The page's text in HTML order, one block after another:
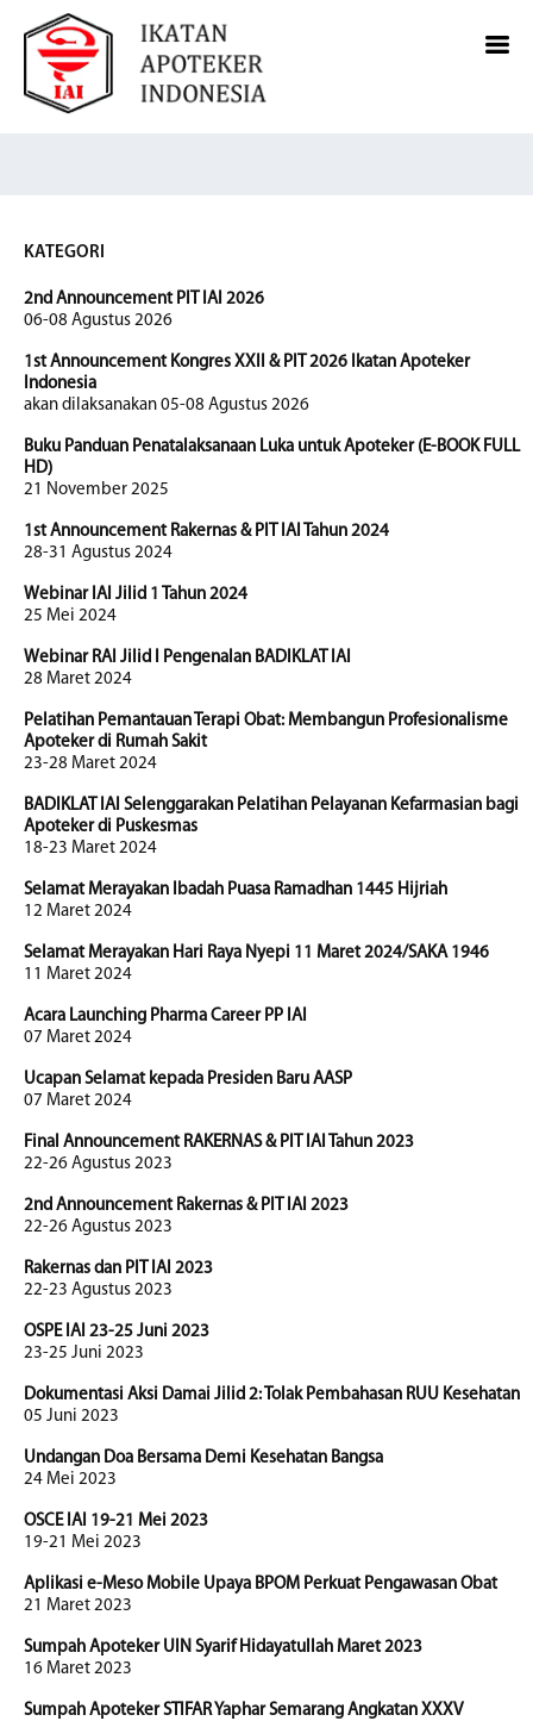
KATEGORI
2nd Announcement PIT IAI 2026
06-08 Agustus 2026
1st Announcement Kongres XXII & PIT 2026 Ikatan Apoteker
Indonesia
akan dilaksanakan 05-08 Agustus 2026
Buku Panduan Penatalaksanaan Luka untuk Apoteker (E-BOOK FULL
HD)
21 November 2025
1st Announcement Rakernas & PIT IAI Tahun 2024
28-31 Agustus 2024
Webinar IAI Jilid 1 Tahun 2024
25 Mei 2024
Webinar RAI Jilid I Pengenalan BADIKLAT IAI
28 Maret 2024
Pelatihan Pemantauan Terapi Obat: Membangun Profesionalisme
Apoteker di Rumah Sakit
23-28 Maret 2024
BADIKLAT IAI Selenggarakan Pelatihan Pelayanan Kefarmasian bagi
Apoteker di Puskesmas
18-23 Maret 2024
Selamat Merayakan Ibadah Puasa Ramadhan 1445 Hijriah
12 Maret 2024
Selamat Merayakan Hari Raya Nyepi 11 Maret 2024/SAKA 1946
11 Maret 2024
Acara Launching Pharma Career PP IAI
07 Maret 2024
Ucapan Selamat kepada Presiden Baru AASP
07 Maret 2024
Final Announcement RAKERNAS & PIT IAI Tahun 2023
22-26 Agustus 2023
2nd Announcement Rakernas & PIT IAI 2023
22-26 Agustus 2023
Rakernas dan PIT IAI 2023
22-23 Agustus 2023
OSPE IAI 23-25 Juni 2023
23-25 Juni 2023
Dokumentasi Aksi Damai Jilid 2: Tolak Pembahasan RUU Kesehatan
05 Juni 2023
Undangan Doa Bersama Demi Kesehatan Bangsa
24 Mei 2023
OSCE IAI 19-21 Mei 2023
19-21 Mei 2023
Aplikasi e-Meso Mobile Upaya BPOM Perkuat Pengawasan Obat
21 Maret 2023
Sumpah Apoteker UIN Syarif Hidayatullah Maret 2023
16 Maret 2023
Sumpah Apoteker STIFAR Yaphar Semarang Angkatan XXXV